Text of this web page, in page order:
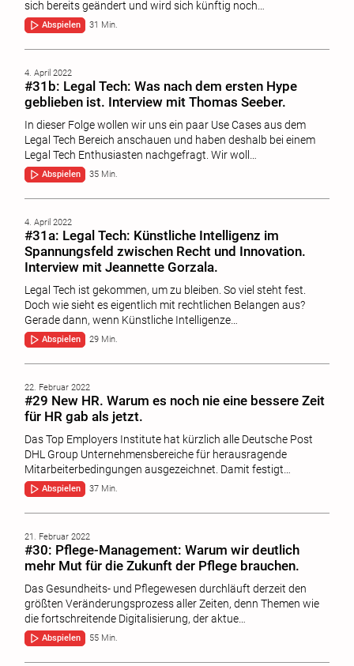
sich bereits geändert und wird sich künftig noch…
Abspielen 31 Min.
4. April 2022
#31b: Legal Tech: Was nach dem ersten Hype
geblieben ist. Interview mit Thomas Seeber.
In dieser Folge wollen wir uns ein paar Use Cases aus dem
Legal Tech Bereich anschauen und haben deshalb bei einem
Legal Tech Enthusiasten nachgefragt. Wir woll…
Abspielen 35 Min.
4. April 2022
#31a: Legal Tech: Künstliche Intelligenz im
Spannungsfeld zwischen Recht und Innovation.
Interview mit Jeannette Gorzala.
Legal Tech ist gekommen, um zu bleiben. So viel steht fest.
Doch wie sieht es eigentlich mit rechtlichen Belangen aus?
Gerade dann, wenn Künstliche Intelligenze…
Abspielen 29 Min.
22. Februar 2022
#29 New HR. Warum es noch nie eine bessere Zeit
für HR gab als jetzt.
Das Top Employers Institute hat kürzlich alle Deutsche Post
DHL Group Unternehmensbereiche für herausragende
Mitarbeiterbedingungen ausgezeichnet. Damit festigt…
Abspielen 37 Min.
21. Februar 2022
#30: Pflege-Management: Warum wir deutlich
mehr Mut für die Zukunft der Pflege brauchen.
Das Gesundheits- und Pflegewesen durchläuft derzeit den
größten Veränderungsprozess aller Zeiten, denn Themen wie
die fortschreitende Digitalisierung, der aktue…
Abspielen 55 Min.